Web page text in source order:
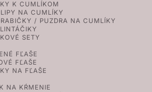
K CUMLÍKOM
NA CUMLÍKY
/ PUZDRA NA CUMLÍKY
SETY
FĽAŠE
FĽAŠE
NA FĽAŠE
NA KŔMENIE